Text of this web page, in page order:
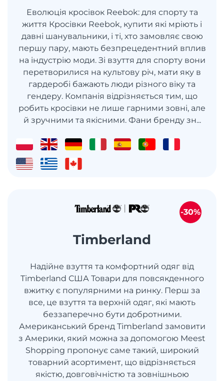
Еволюція кросівок Reebok: для спорту та
життя Кросівки Reebok, купити які мріють і
давні шанувальники, і ті, хто замовляє свою
першу пару, мають безпрецедентний вплив
на індустрію моди. Зі взуття для спорту вони
перетворилися на культову річ, мати яку в
гардеробі бажають люди різного віку та
гендеру. Компанія відрізняється тим, що
робить кросівки не лише гарними зовні, але
й зручними та якісними. Фани бренду зн...
Timberland
Надійне взуття та комфортний одяг від
Timberland США Товари для повсякденного
вжитку є популярними на ринку. Перш за
все, це взуття та верхній одяг, які мають
беззаперечно бути добротними.
Американський бренд Timberland замовити
з Америки, який можна за допомогою Meest
Shopping пропонує саме такий, широкий
товарний асортимент, що відрізняється
якістю, довговічністю та зовнішньою
-30%